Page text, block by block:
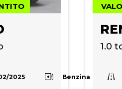
2025 Benzina
1.0